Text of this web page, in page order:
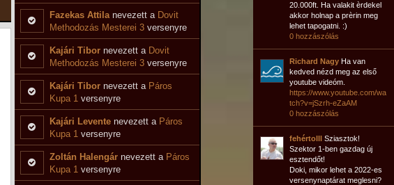
Fazekas Attilanevezett a Dovit
Methodozás Mesterei 3versenyre
Kajári Tibornevezett a Dovit
Methodozás Mesterei 3versenyre
Kajári Tibornevezett a Páros
Kupa 1versenyre
Kajári Leventenevezett a Páros
Kupa 1versenyre
Zoltán Halengárnevezett a Páros
Kupa 1versenyre
20.000ft. Ha valakit èrdekel
akkor holnap a prèrin meg
lehet tapogatni. :)
0 hozzászólás
Richard Nagy Ha van
kedved nézd meg az első
youtube videóm.
https://www.youtube.com/wa
tch?v=jSzrh-eZaAM
0 hozzászólás
fehértolll Sziasztok!
Szektor 1-ben gazdag új
esztendőt!
Doki, mikor lehet a 2022-es
versenynaptárat meglesni?